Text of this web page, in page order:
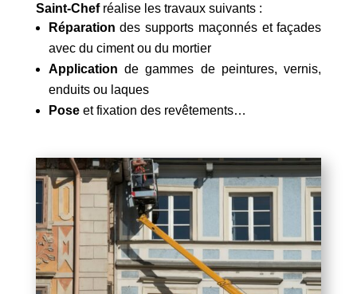
Saint-Chefréalise les travaux suivants :
Réparation des supports maçonnés et façades
avec du ciment ou du mortier
Application de gammes de peintures, vernis,
enduits ou laques
Poseet fixation des revêtements…